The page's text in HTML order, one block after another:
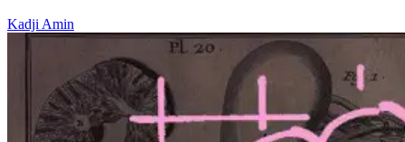
Posted
08/01/2025
Kadji Amin